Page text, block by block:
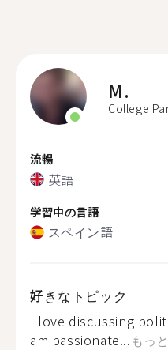
M.
College
流暢
英語
学習中の言語
スペイン語
好きなトピック
I love discussing
am passionate... もっ